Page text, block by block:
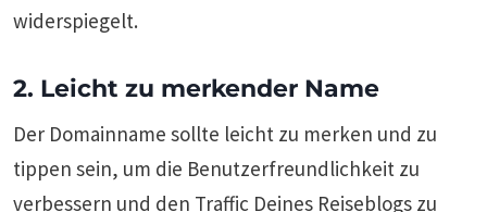
widerspiegelt.
2. Leicht zu merkender Name
Der Domainname sollte leicht zu merken und zu
tippen sein, um die Benutzerfreundlichkeit zu
verbessern und den Traffic Deines Reiseblogs zu